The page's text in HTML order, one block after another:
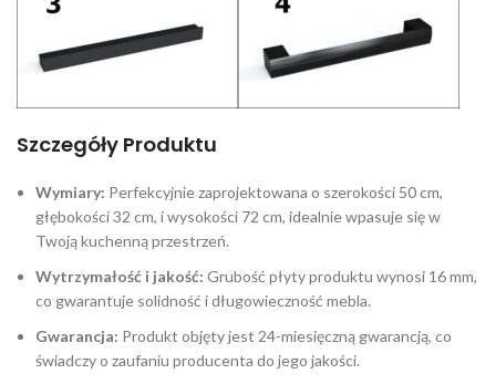
Szczegóły Produktu
Wymiary: Perfekcyjnie zaprojektowana o szerokości 50 cm,
głębokości 32 cm, i wysokości 72 cm, idealnie wpasuje się w
Twoją kuchenną przestrzeń.
Wytrzymałość i jakość: Grubość płyty produktu wynosi 16 mm,
co gwarantuje solidność i długowieczność mebla.
Gwarancja: Produkt objęty jest 24-miesięczną gwarancją, co
świadczy o zaufaniu producenta do jego jakości.